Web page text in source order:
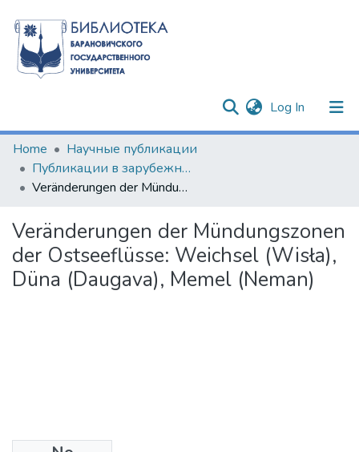
Log In (current)
Communities & Collections
All of DSpace
Home
Научные публикации
Публикации в зарубежных изданиях
Veränderungen der Mündungszonen der Ostseeflüsse: Weichsel (Wisła), Düna (Daugava), Memel (Neman)
Veränderungen der Mündungszonen
der Ostseeflüsse: Weichsel (Wisła),
Düna (Daugava), Memel (Neman)